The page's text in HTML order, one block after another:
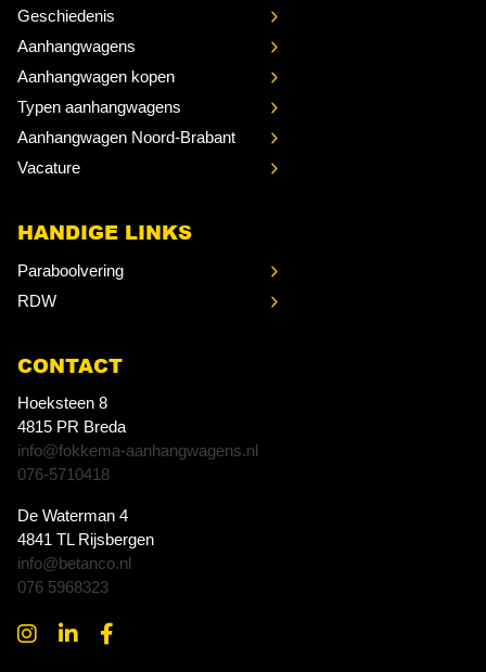
Geschiedenis
Aanhangwagens
Aanhangwagen kopen
Typen aanhangwagens
Aanhangwagen Noord-Brabant
Vacature
HANDIGE LINKS
Paraboolvering
RDW
CONTACT
Hoeksteen 8
4815 PR Breda
info@fokkema-aanhangwagens.nl
076-5710418
De Waterman 4
4841 TL Rijsbergen
info@betanco.nl
076 5968323